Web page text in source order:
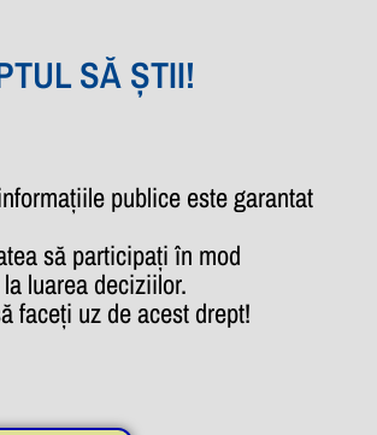
SĂ ȘTII!
publice este garantat
să participați în mod
luarea deciziilor.
faceți uz de acest drept!